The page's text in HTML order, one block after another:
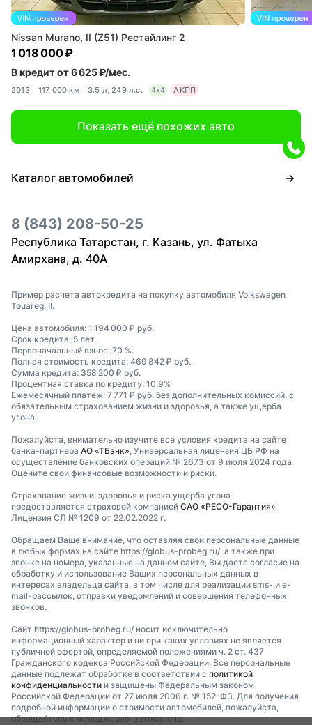
Nissan Murano, II (Z51) Рестайлинг 2
1 018 000 ₽
В кредит от 6 625 ₽/мес.
2013 117 000 км 3.5 л, 249 л.с. 4x4 АКПП
Показать ещё похожих авто
Каталог автомобилей
8 (843) 208-50-25
Республика Татарстан, г. Казань, ул. Фатыха
Амирхана, д. 40А
Пример расчета автокредита на покупку автомобиля Volkswagen
Touareg, II.
Цена автомобиля: 1 194 000 ₽ руб.
Срок кредита: 5 лет.
Первоначальный взнос: 70 %.
Полная стоимость кредита: 469 842 ₽ руб.
Сумма кредита: 358 200 ₽ руб.
Процентная ставка по кредиту: 10,9%
Ежемесячный платеж: 7 771 ₽ руб. без дополнительных комиссий, с
обязательным страхованием жизни и здоровья, а также ущерба
угона.
Пожалуйста, внимательно изучите все условия кредита на сайте
банка-партнера АО «ТБанк», Универсальная лицензия ЦБ РФ на
осуществление банковских операций № 2673 от 9 июля 2024 года
Оцените свои финансовые возможности и риски.
Страхование жизни, здоровья и риска ущерба угона
предоставляется страховой компанией САО «РЕСО-Гарантия»
Лицензия СЛ № 1209 от 22.02.2022 г.
Обращаем Ваше внимание, что оставляя свои персональные данные
в любых формах на сайте https://globus-probeg.ru/, а также при
звонке на номера, указанные на данном сайте, Вы даете согласие на
обработку и использование Ваших персональных данных в
интересах владельца сайта, в том числе для реализации sms- и e-
mail-рассылок, отправки уведомлений и совершения телефонных
звонков.
Сайт https://globus-probeg.ru/ носит исключительно
информационный характер и ни при каких условиях не является
публичной офертой, определяемой положениями ч. 2 ст. 437
Гражданского кодекса Российской Федерации. Все персональные
данные подлежат обработке в соответствии с политикой
конфиденциальности и защищены Федеральным законом
Российской Федерации от 27 июля 2006 г. № 152-ФЗ. Для получения
подробной информации о стоимости автомобилей, пожалуйста,
обращайтесь к менеджерам автосалона.